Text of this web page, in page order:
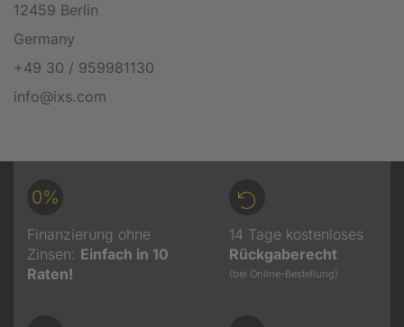
12459 Berlin
Germany
+49 30 / 959981130
info@ixs.com
0%
Finanzierung ohne
Zinsen: Einfach in 10
Raten!
14 Tage kostenloses
Rückgaberecht
(bei Online-Bestellung)